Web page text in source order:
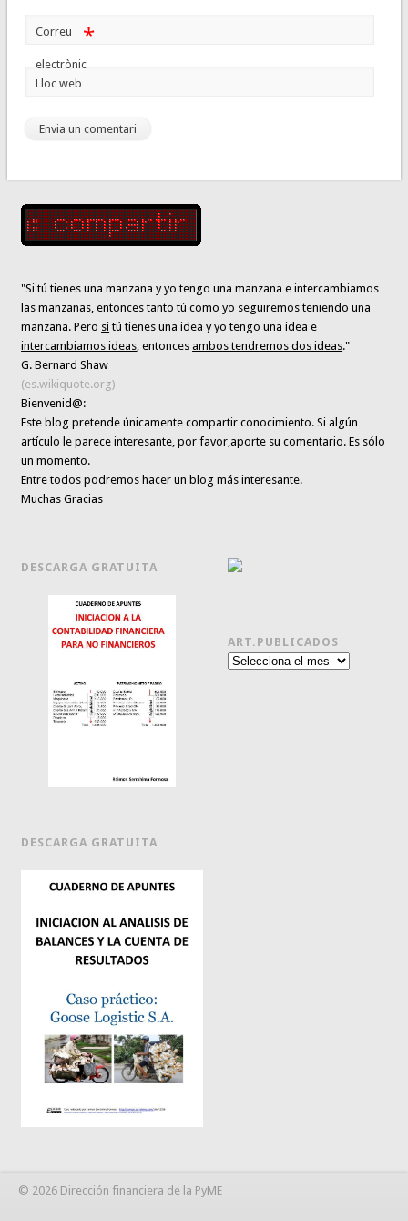
Correu
electrònic
*
Lloc web
"Si tú tienes una manzana y yo tengo una manzana e intercambiamos
las manzanas, entonces tanto tú como yo seguiremos teniendo una
manzana. Pero si tú tienes una idea y yo tengo una idea e
intercambiamos ideas, entoncesambos tendremos dos ideas."
G. Bernard Shaw
(es.wikiquote.org)
Bienvenid@:
Este blog pretende únicamentecompartir conocimiento. Si algún
artículo le parece interesante,por favor,aporte su comentario. Es sólo
un momento.
Entre todos podremos hacer un blog más interesante.
Muchas Gracias
DESCARGA GRATUITA
DESCARGA GRATUITA
ART.PUBLICADOS
Art.publicados
© 2026 Dirección financiera de la PyME